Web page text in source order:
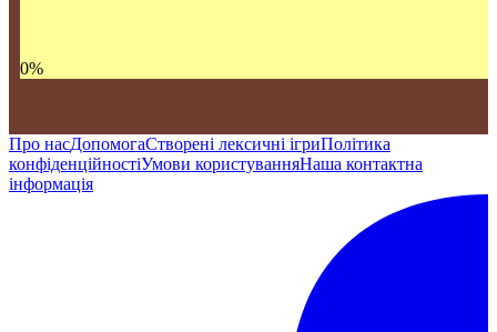
0%
Про насДопомогаСтворені лексичні ігриПолітика
конфіденційностіУмови користуванняНаша контактна
інформація